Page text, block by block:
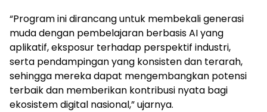
“Program ini dirancang untuk membekali generasi
muda dengan pembelajaran berbasis AI yang
aplikatif, eksposur terhadap perspektif industri,
serta pendampingan yang konsisten dan terarah,
sehingga mereka dapat mengembangkan potensi
terbaik dan memberikan kontribusi nyata bagi
ekosistem digital nasional,” ujarnya.